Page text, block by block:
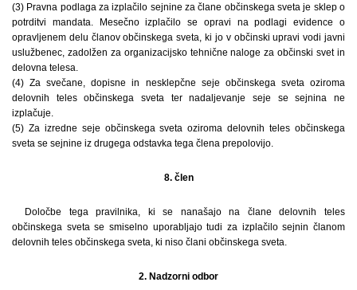
(3) Pravna podlaga za izplačilo sejnine za člane občinskega sveta je sklep o
potrditvi mandata. Mesečno izplačilo se opravi na podlagi evidence o
opravljenem delu članov občinskega sveta, ki jo v občinski upravi vodi javni
uslužbenec, zadolžen za organizacijsko tehnične naloge za občinski svet in
delovna telesa.
(4) Za svečane, dopisne in nesklepčne seje občinskega sveta oziroma
delovnih teles občinskega sveta ter nadaljevanje seje se sejnina ne
izplačuje.
(5) Za izredne seje občinskega sveta oziroma delovnih teles občinskega
sveta se sejnine iz drugega odstavka tega člena prepolovijo.
8. člen
Določbe tega pravilnika, ki se nanašajo na člane delovnih teles
občinskega sveta se smiselno uporabljajo tudi za izplačilo sejnin članom
delovnih teles občinskega sveta, ki niso člani občinskega sveta.
2. Nadzorni odbor